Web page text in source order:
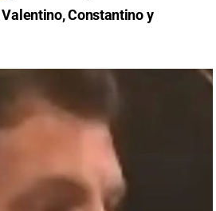
Valentino, Constantino y